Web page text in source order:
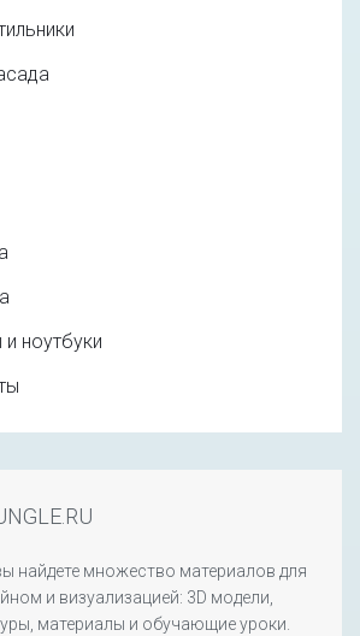
ноутбуки
найдете множество материалов для
и визуализацией: 3D модели,
материалы и обучающие уроки.